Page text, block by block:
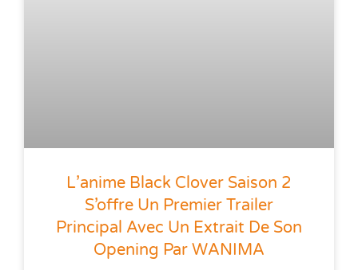
L’anime Black Clover Saison 2
S’offre Un Premier Trailer
Principal Avec Un Extrait De Son
Opening Par WANIMA